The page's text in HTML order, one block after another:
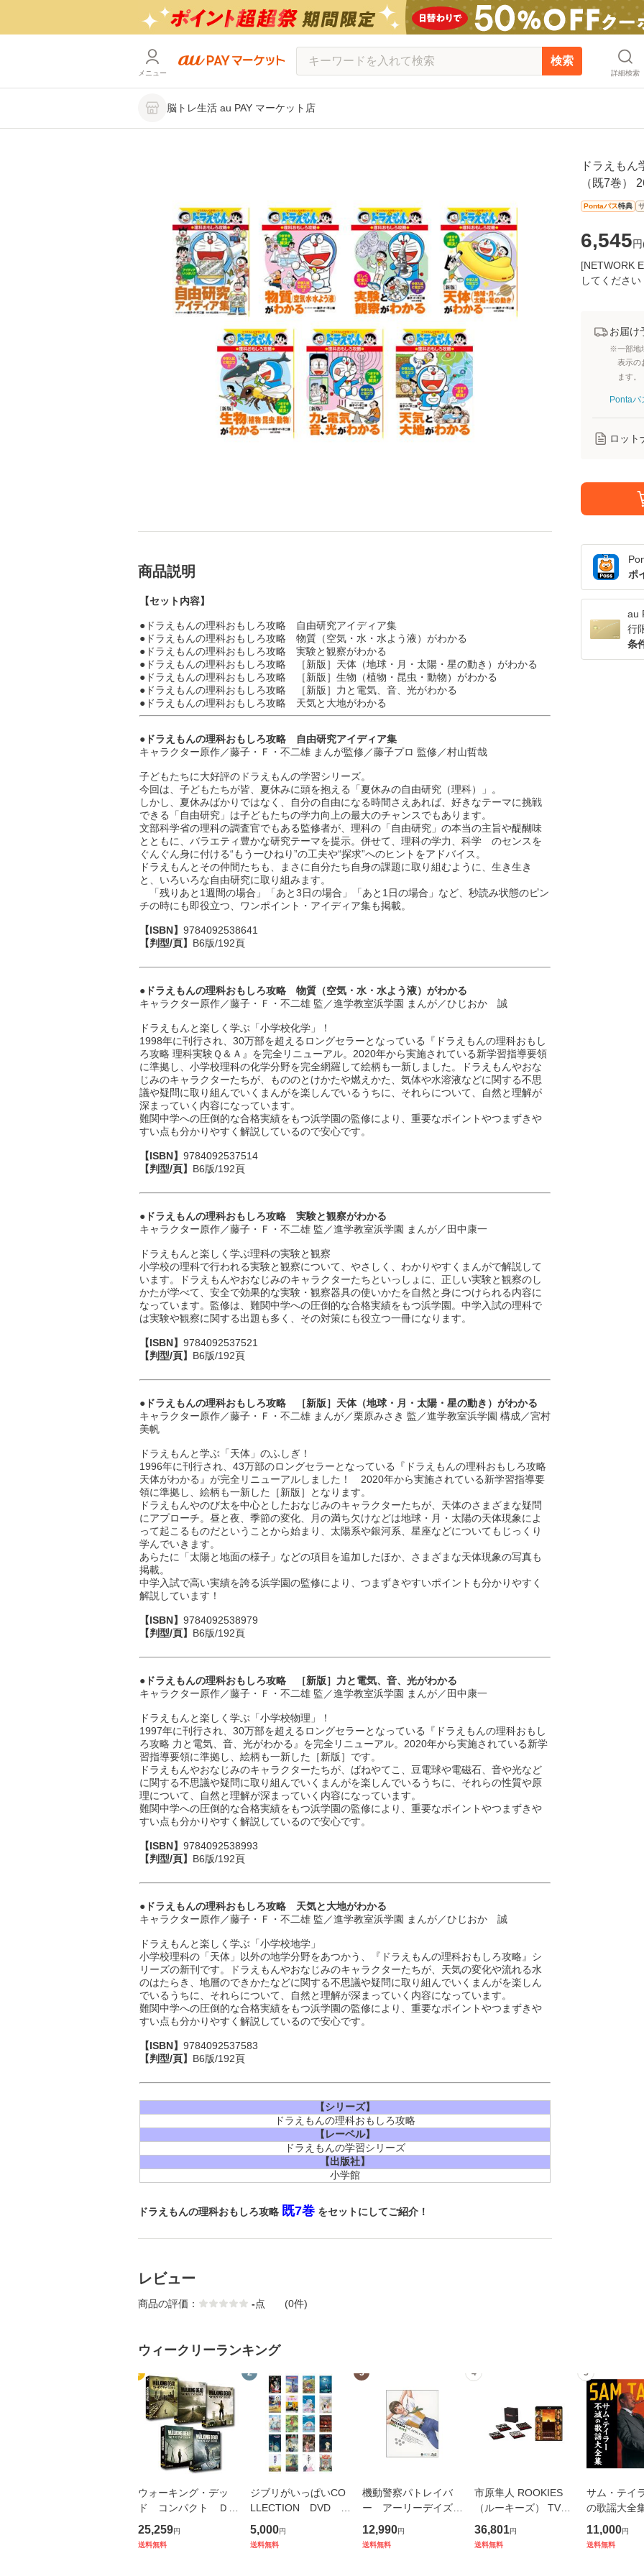
メニュー
検索
詳細検索
脳トレ生活 au PAY マーケット店
ドラえも
（既7巻）
Pontaパス特典
6,545
[NETWORK
してください
お届け
※一部地
表示の
ます。
Ponta
ロット
ポ
au
行
条
商品説明
【セット内容】
●ドラえもんの理科おもしろ攻略 自由研究アイディア集
●ドラえもんの理科おもしろ攻略 物質（空気・水・水よう液）がわかる
●ドラえもんの理科おもしろ攻略 実験と観察がわかる
●ドラえもんの理科おもしろ攻略 ［新版］天体（地球・月・太陽・星の動き）がわかる
●ドラえもんの理科おもしろ攻略 ［新版］生物（植物・昆虫・動物）がわかる
●ドラえもんの理科おもしろ攻略 ［新版］力と電気、音、光がわかる
●ドラえもんの理科おもしろ攻略 天気と大地がわかる
●ドラえもんの理科おもしろ攻略 自由研究アイディア集
キャラクター原作／藤子・Ｆ・不二雄 まんが監修／藤子プロ 監修／村山哲哉
子どもたちに大好評のドラえもんの学習シリーズ。
今回は、子どもたちが皆、夏休みに頭を抱える「夏休みの自由研究（理科）」。
しかし、夏休みばかりではなく、自分の自由になる時間さえあれば、好きなテーマに挑戦
できる「自由研究」は子どもたちの学力向上の最大のチャンスでもあります。
文部科学省の理科の調査官でもある監修者が、理科の「自由研究」の本当の主旨や醍醐味
とともに、バラエティ豊かな研究テーマを提示。併せて、理科の学力、科学 のセンスを
ぐんぐん身に付ける“もう一ひねり”の工夫や“探求”へのヒントをアドバイス。
ドラえもんとその仲間たちも、まさに自分たち自身の課題に取り組むように、生き生き
と、いろいろな自由研究に取り組みます。
「残りあと1週間の場合」「あと3日の場合」「あと1日の場合」など、秒読み状態のピン
チの時にも即役立つ、ワンポイント・アイディア集も掲載。
【ISBN】 9784092538641
【判型/頁】 B6版/192頁
●ドラえもんの理科おもしろ攻略 物質（空気・水・水よう液）がわかる
キャラクター原作／藤子・Ｆ・不二雄 監／進学教室浜学園 まんが／ひじおか 誠
ドラえもんと楽しく学ぶ「小学校化学」！
1998年に刊行され、30万部を超えるロングセラーとなっている『ドラえもんの理科おもし
ろ攻略 理科実験Ｑ＆Ａ』を完全リニューアル。2020年から実施されている新学習指導要領
に準拠し、小学校理科の化学分野を完全網羅して絵柄も一新しました。ドラえもんやおな
じみのキャラクターたちが、もののとけかたや燃えかた、気体や水溶液などに関する不思
議や疑問に取り組んでいくまんがを楽しんでいるうちに、それらについて、自然と理解が
深まっていく内容になっています。
難関中学への圧倒的な合格実績をもつ浜学園の監修により、重要なポイントやつまずきや
すい点も分かりやすく解説しているので安心です。
【ISBN】 9784092537514
【判型/頁】 B6版/192頁
●ドラえもんの理科おもしろ攻略 実験と観察がわかる
キャラクター原作／藤子・Ｆ・不二雄 監／進学教室浜学園 まんが／田中康一
ドラえもんと楽しく学ぶ理科の実験と観察
小学校の理科で行われる実験と観察について、やさしく、わかりやすくまんがで解説して
います。ドラえもんやおなじみのキャラクターたちといっしょに、正しい実験と観察のし
かたが学べて、安全で効果的な実験・観察器具の使いかたを自然と身につけられる内容に
なっています。監修は、難関中学への圧倒的な合格実績をもつ浜学園。中学入試の理科で
は実験や観察に関する出題も多く、その対策にも役立つ一冊になります。
【ISBN】 9784092537521
【判型/頁】 B6版/192頁
●ドラえもんの理科おもしろ攻略 ［新版］天体（地球・月・太陽・星の動き）がわかる
キャラクター原作／藤子・Ｆ・不二雄 まんが／栗原みさき 監／進学教室浜学園 構成／宮村
美帆
ドラえもんと学ぶ「天体」のふしぎ！
1996年に刊行され、43万部のロングセラーとなっている『ドラえもんの理科おもしろ攻略
天体がわかる』が完全リニューアルしました！ 2020年から実施されている新学習指導要
領に準拠し、絵柄も一新した［新版］となります。
ドラえもんやのび太を中心としたおなじみのキャラクターたちが、天体のさまざまな疑問
にアプローチ。昼と夜、季節の変化、月の満ち欠けなどは地球・月・太陽の天体現象によ
って起こるものだということから始まり、太陽系や銀河系、星座などについてもじっくり
学んでいきます。
あらたに「太陽と地面の様子」などの項目を追加したほか、さまざまな天体現象の写真も
掲載。
中学入試で高い実績を誇る浜学園の監修により、つまずきやすいポイントも分かりやすく
解説しています！
【ISBN】 9784092538979
【判型/頁】 B6版/192頁
●ドラえもんの理科おもしろ攻略 ［新版］力と電気、音、光がわかる
キャラクター原作／藤子・Ｆ・不二雄 監／進学教室浜学園 まんが／田中康一
ドラえもんと楽しく学ぶ「小学校物理」！
1997年に刊行され、30万部を超えるロングセラーとなっている『ドラえもんの理科おもし
ろ攻略 力と電気、音、光がわかる』を完全リニューアル。2020年から実施されている新学
習指導要領に準拠し、絵柄も一新した［新版］です。
ドラえもんやおなじみのキャラクターたちが、ばねやてこ、豆電球や電磁石、音や光など
に関する不思議や疑問に取り組んでいくまんがを楽しんでいるうちに、それらの性質や原
理について、自然と理解が深まっていく内容になっています。
難関中学への圧倒的な合格実績をもつ浜学園の監修により、重要なポイントやつまずきや
すい点も分かりやすく解説しているので安心です。
【ISBN】 9784092538993
【判型/頁】 B6版/192頁
●ドラえもんの理科おもしろ攻略 天気と大地がわかる
キャラクター原作／藤子・Ｆ・不二雄 監／進学教室浜学園 まんが／ひじおか 誠
ドラえもんと楽しく学ぶ「小学校地学」
小学校理科の「天体」以外の地学分野をあつかう、『ドラえもんの理科おもしろ攻略』シ
リーズの新刊です。ドラえもんやおなじみのキャラクターたちが、天気の変化や流れる水
のはたらき、地層のできかたなどに関する不思議や疑問に取り組んでいくまんがを楽しん
でいるうちに、それらについて、自然と理解が深まっていく内容になっています。
難関中学への圧倒的な合格実績をもつ浜学園の監修により、重要なポイントやつまずきや
すい点も分かりやすく解説しているので安心です。
【ISBN】 9784092537583
【判型/頁】 B6版/192頁
【シリーズ】
ドラえもんの理科おもしろ攻略
【レーベル】
ドラえもんの学習シリーズ
【出版社】
小学館
ドラえもんの理科おもしろ攻略 既7巻 をセットにしてご紹介！
レビュー
商品の評価： -点 (0件)
ウィークリーランキング
1
ウォーキング・デッ
ド コンパクト ＤＶ
Ｄ−ＢＯＸ シーズン
1〜5 セット
25,259円
送料無料
2
ジブリがいっぱいCO
LLECTION DVD 各
20タイトル 単品売
り
5,000円
送料無料
3
機動警察パトレイバ
ー アーリーデイズ
ブルーレイ
12,990円
送料無料
4
市原隼人 ROOKIES
（ルーキーズ） TVド
ラマ版 + 映画版 Blu-r
ay セット
36,801円
送料無料
5
サム・テイ
の歌謡大全
X 6枚組
ューアル版
11,000円
送料無料